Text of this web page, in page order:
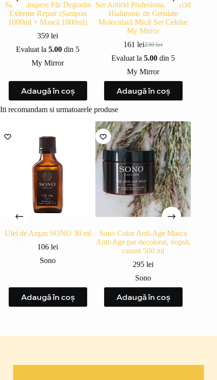
Set Antirupere Păr Degradat
Extreme Repair (Șampon
1000ml + Mască 1000ml)
359lei
Evaluat la5.00 din 5
My Mirror
Adaugă în coș
Ser Antirid Profesional cu Acid
Hialuronic de Greutate
Moleculară Mică| Ser Celular
My Mirror
230lei
Prețul
inițial
fost:
230 lei.
161leiPrețul
curent
161 lei.
Evaluat la5.00 din 5
My Mirror
Adaugă în coș
Iti recomandam si urmatoarele produse
Ulei de Argan SONO 30 ml
106lei
Sono
Adaugă în coș
Sono Color Anti-Age Masca
Anti-Age par decolorat, vopsit,
casant 500 ml
295lei
Sono
Adaugă în coș